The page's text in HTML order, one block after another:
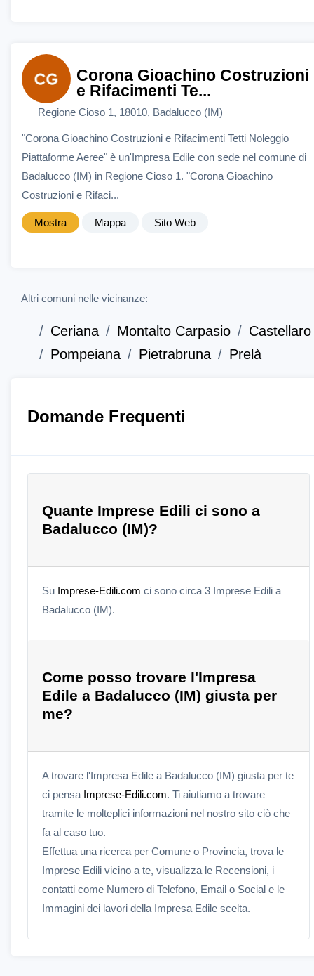
Corona Gioachino Costruzioni
e Rifacimenti Te...
Regione Cioso 1, 18010, Badalucco (IM)
"Corona Gioachino Costruzioni e Rifacimenti Tetti Noleggio
Piattaforme Aeree" è un'Impresa Edile con sede nel comune di
Badalucco (IM) in Regione Cioso 1. "Corona Gioachino
Costruzioni e Rifaci...
Mostra Mappa Sito Web
Altri comuni nelle vicinanze:
Ceriana Montalto Carpasio
Castellaro
Pompeiana
Pietrabruna Prelà
Domande Frequenti
Quante Imprese Edili ci sono a
Badalucco (IM)?
Su Imprese-Edili.com ci sono circa 3 Imprese Edili a
Badalucco (IM).
Come posso trovare l'Impresa
Edile a Badalucco (IM) giusta per
me?
A trovare l'Impresa Edile a Badalucco (IM) giusta per te
ci pensa Imprese-Edili.com. Ti aiutiamo a trovare
tramite le molteplici informazioni nel nostro sito ciò che
fa al caso tuo.
Effettua una ricerca per Comune o Provincia, trova le
Imprese Edili vicino a te, visualizza le Recensioni, i
contatti come Numero di Telefono, Email o Social e le
Immagini dei lavori della Impresa Edile scelta.